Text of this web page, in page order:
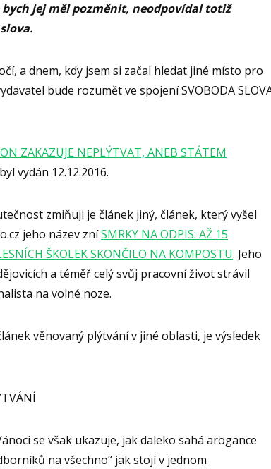
jej měl pozměnit, neodpovídal totiž
a dnem, kdy jsem si začal hledat jiné místo pro
bude rozumět ve spojení SVOBODA
ZAKAZUJE NEPLÝTVAT, ANEB STÁTEM
vydán 12.12.2016.
zmiňuji je článek jiný, článek, který vyšel
jeho název zníSMRKY NA ODPIS: AŽ 15
ŠKOLEK SKONČILO NA KOMPOSTU. Jeho
a téměř celý svůj pracovní život strávil
na volné noze.
věnovaný plýtvání v jiné oblasti, je výsledek
se však ukazuje, jak daleko sahá arogance
na všechno“ jak stojí v jednom